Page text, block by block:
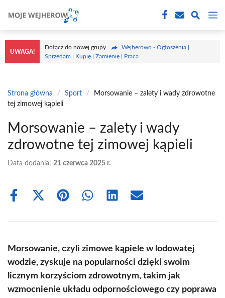
treści
UWAGA!
Dołącz do nowej grupy
Wejherowo - Ogłoszenia |
Sprzedam | Kupię | Zamienię | Praca
Strona główna / Sport /
Morsowanie – zalety i wady zdrowotne
tej zimowej kąpieli
Morsowanie – zalety i wady
zdrowotne tej zimowej kąpieli
Data dodania: 21 czerwca 2025 r.
Share
Share
(Twitter)
Share Share Share Share
Morsowanie, czyli zimowe kąpiele w lodowatej
wodzie, zyskuje na popularności dzięki swoim
licznym korzyściom zdrowotnym, takim jak
wzmocnienie układu odpornościowego czy poprawa